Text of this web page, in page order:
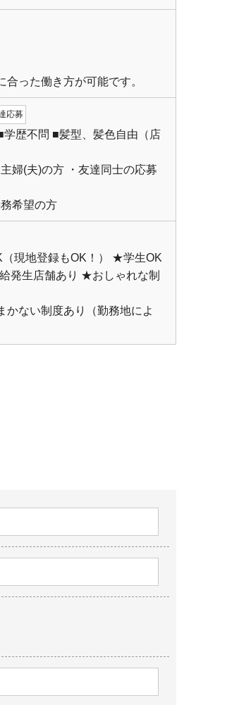
った働き方が可能です。
応募
歴不問 ■髪型、髪色自由（店
婦(夫)の方 ・友達同士の応募
希望の方
現地登録もOK！） ★学生OK
発生店舗あり ★おしゃれな制
ない制度あり（勤務地によ